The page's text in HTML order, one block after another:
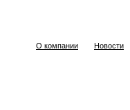
О компании Новости